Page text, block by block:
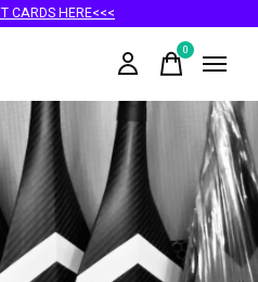
CARDS HERE<<<
0items